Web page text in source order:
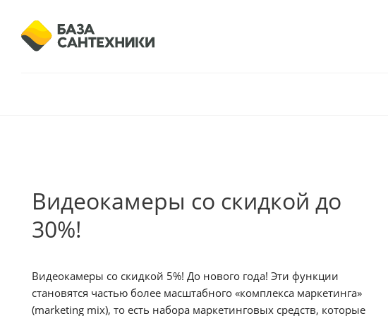
Видеокамеры со скидкой до
30%!
Видеокамеры со скидкой 5%! До нового года! Эти функции
становятся частью более масштабного «комплекса маркетинга»
(marketing mix), то есть набора маркетинговых средств, которые